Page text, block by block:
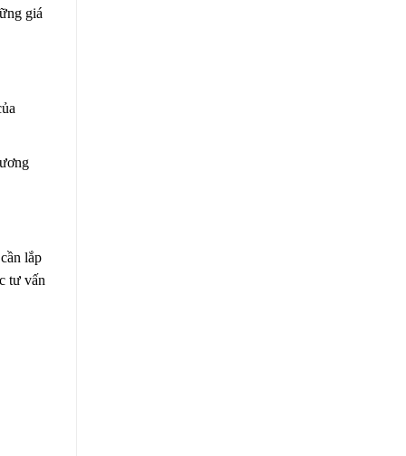
giá
lắp
tư vấn